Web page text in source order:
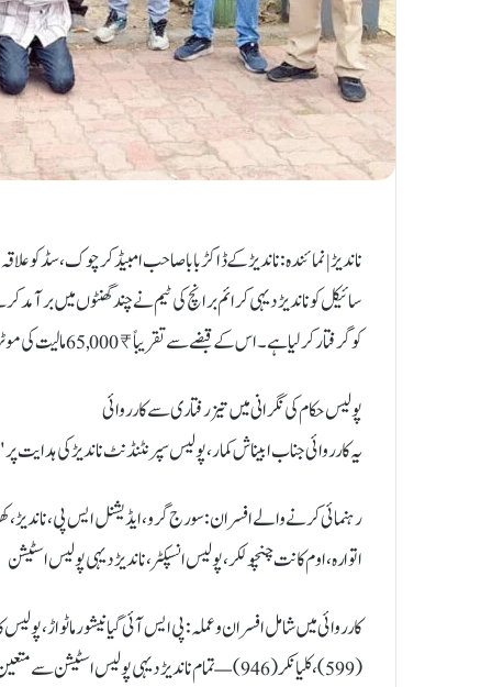
ناندیڑ | نمائندہ: ناندیڑ کے ڈاکڑ بابا صاحب امبیڈکر چوک، سڈکو
کو گرفتار کرلیا ہے۔ اس کے قبضے سے تقریباً ₹65,000 مالیت کی موٹر سائیکل ضبط کی گئی ہے۔
پولیس حکام کی نگرانی میں تیز رفتاری سے کارروائی
یہ کارروائی جناب ابیناش کمار، پولیس سپرنٹنڈنٹ ناندیڑ کی
رہنمائی کرنے والے افسران: سورج گرو، ایڈیشنل ایس پی،
اتوارہ، اوم کانت چنچولکر، پولیس انسپکٹر، ناندیڑ دیہی پولیس اسٹیشن
(599)، کلیانکر (946) — تمام ناندیڑ دیہی پولیس اسٹیشن سے متعین